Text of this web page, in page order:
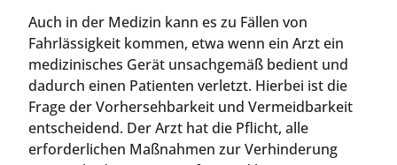
Auch in der Medizin kann es zu Fällen von
Fahrlässigkeit kommen, etwa wenn ein Arzt ein
medizinisches Gerät unsachgemäß bedient und
dadurch einen Patienten verletzt. Hierbei ist die
Frage der Vorhersehbarkeit und Vermeidbarkeit
entscheidend. Der Arzt hat die Pflicht, alle
erforderlichen Maßnahmen zur Verhinderung